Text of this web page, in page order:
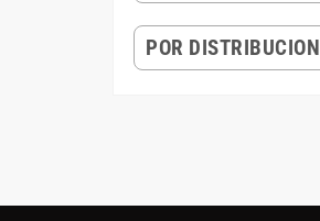
POR DISTRIBUCION